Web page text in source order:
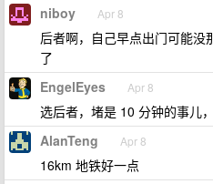
niboy Apr 8
后者啊，自己早点出门可能
了
EngelEyes Apr 8
选后者，堵是 10 分钟的事儿
AlanTeng Apr 8
16km 地铁好一点